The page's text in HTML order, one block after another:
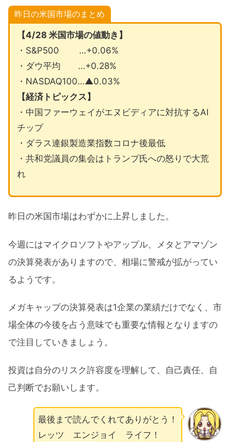
昨日の米国市場のまとめ
【4/28 米国市場の値動き】
・S&P500 …+0.06%
・ダウ平均 …+0.28%
・NASDAQ100…▲0.03%
【経済トピックス】
・中国ファーウェイがエヌビディアに対抗するAI
チップ
・ダラス連銀製造業指数コロナ後最低
・共和党議員の集会はトランプ氏への怒りで大荒
れ
昨日の米国市場はわずかに上昇しました。
今週にはマイクロソフトやアップル、メタとアマゾン
の決算発表がありますので、相場に警戒が拡がってい
るようです。
メガキャップの決算発表は1企業の業績だけでなく、市
場全体の今後を占う意味でも重要な情報となりますの
で注目していきましょう。
投資は自分のリスク許容度を理解して、自己責任、自
己判断でお願いします。
最後まで読んでくれてありがとう！
レッツ エンジョイ ライフ！